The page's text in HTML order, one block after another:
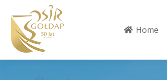
Home
Home